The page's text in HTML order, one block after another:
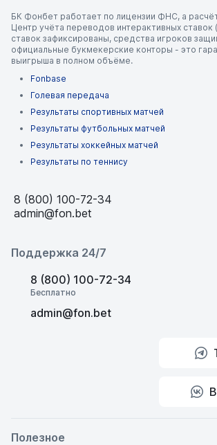
БК Фонбет работает по лицензии ФНС, а
Центр учёта переводов интерактивных
ставок зафиксированы, средства игроков
официальные букмекерские конторы - это
выигрыша в полном объёме.
Fonbase
Голевая передача
Результаты спортивных матчей
Результаты футбольных матчей
Результаты хоккейных матчей
Результаты по теннису
8 (800) 100-72-34
admin@fon.bet
Поддержка 24/7
8 (800) 100-72-34
Бесплатно
admin@fon.bet
Полезное